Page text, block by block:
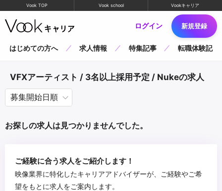
Vook TOP Vook school Vookキャリア
ログイン 新規登録
はじめての方へ 求人情報 特集記事 転職体験記
VFXアーティスト / 3名以上採用予定 / Nukeの求人
お探しの求人は見つかりませんでした。
ご経験に合う求人をご紹介します！
映像業界に特化したキャリアアドバイザーが、ご経験やご希
望をもとに求人をご案内します。